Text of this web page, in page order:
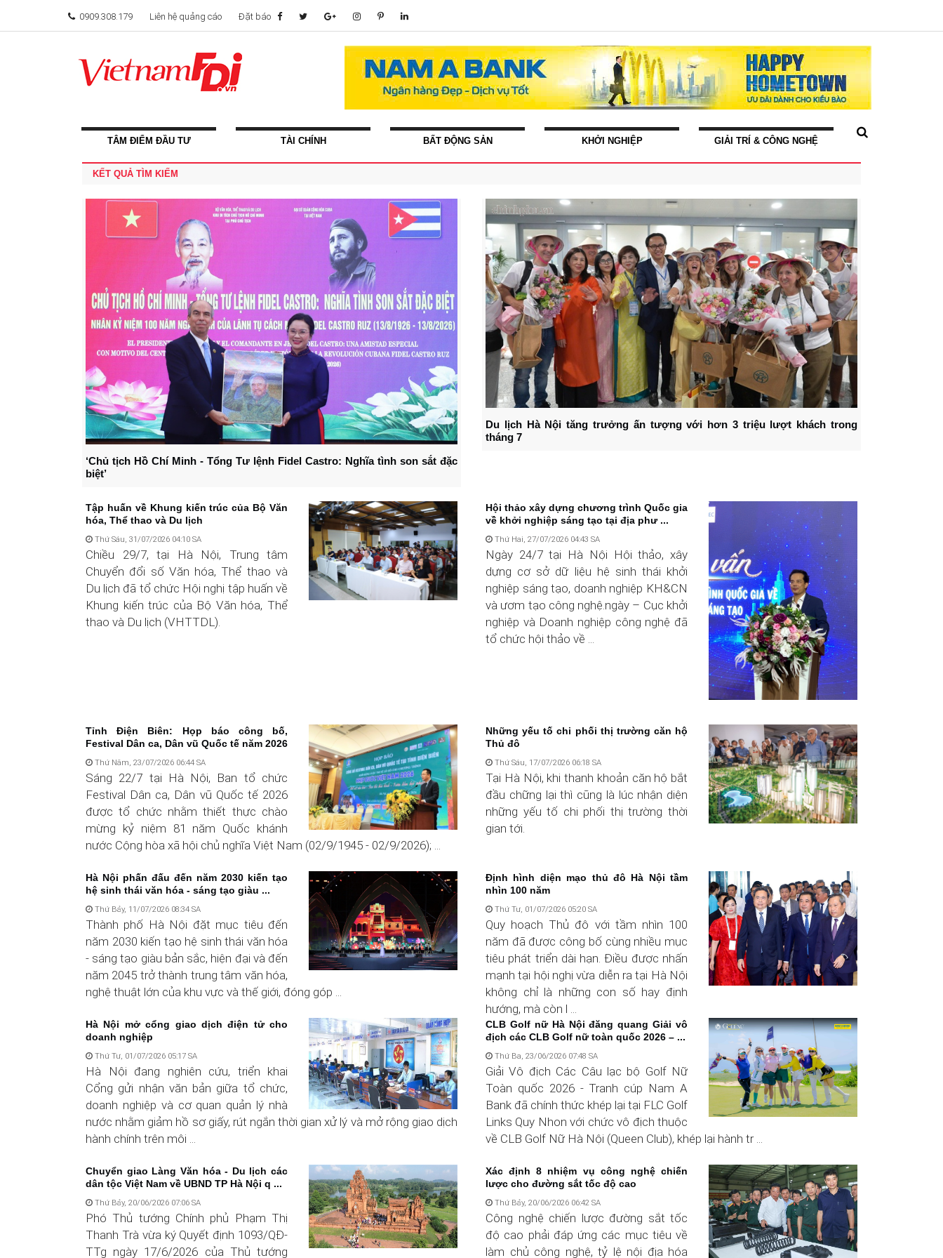
0909.308.179 Liên hệ quảng cáo Đặt báo
TÂM ĐIỂM ĐẦU TƯ TÀI CHÍNH BẤT ĐỘNG SẢN KHỞI NGHIỆP GIẢI TRÍ & CÔNG NGHỆ
KẾT QUẢ TÌM KIẾM
‘Chủ tịch Hồ Chí Minh - Tổng Tư lệnh Fidel Castro: Nghĩa tình son sắt đặc
biệt’
Du lịch Hà Nội tăng trưởng ấn tượng với hơn 3 triệu lượt khách trong
tháng 7
Tập huấn về Khung kiến trúc của Bộ Văn
hóa, Thể thao và Du lịch
Thứ Sáu, 31/07/2026 04:10 SA
Chiều 29/7, tại Hà Nội, Trung tâm
Chuyển đổi số Văn hóa, Thể thao và
Du lịch đã tổ chức Hội nghị tập huấn về
Khung kiến trúc của Bộ Văn hóa, Thể
thao và Du lịch (VHTTDL).
Hội thảo xây dựng chương trình Quốc gia
về khởi nghiệp sáng tạo tại địa phư ...
Thứ Hai, 27/07/2026 04:43 SA
Ngày 24/7 tại Hà Nội Hội thảo, xây
dựng cơ sở dữ liệu hệ sinh thái khởi
nghiệp sáng tạo, doanh nghiệp KH&CN
và ươm tạo công nghệ.ngày – Cục khởi
nghiệp và Doanh nghiệp công nghệ đã
tổ chức hội thảo về ...
Tỉnh Điện Biên: Họp báo công bố,
Festival Dân ca, Dân vũ Quốc tế năm 2026
Thứ Năm, 23/07/2026 06:44 SA
Sáng 22/7 tại Hà Nội, Ban tổ chức
Festival Dân ca, Dân vũ Quốc tế 2026
được tổ chức nhằm thiết thực chào
mừng kỷ niệm 81 năm Quốc khánh
nước Cộng hòa xã hội chủ nghĩa Việt Nam (02/9/1945 - 02/9/2026); ...
Những yếu tố chi phối thị trường căn hộ
Thủ đô
Thứ Sáu, 17/07/2026 06:18 SA
Tại Hà Nội, khi thanh khoản căn hộ bắt
đầu chững lại thì cũng là lúc nhận diện
những yếu tố chi phối thị trường thời
gian tới.
Hà Nội phấn đấu đến năm 2030 kiến tạo
hệ sinh thái văn hóa - sáng tạo giàu ...
Thứ Bảy, 11/07/2026 08:34 SA
Thành phố Hà Nội đặt mục tiêu đến
năm 2030 kiến tạo hệ sinh thái văn hóa
- sáng tạo giàu bản sắc, hiện đại và đến
năm 2045 trở thành trung tâm văn hóa,
nghệ thuật lớn của khu vực và thế giới, đóng góp ...
Định hình diện mạo thủ đô Hà Nội tầm
nhìn 100 năm
Thứ Tư, 01/07/2026 05:20 SA
Quy hoạch Thủ đô với tầm nhìn 100
năm đã được công bố cùng nhiều mục
tiêu phát triển dài hạn. Điều được nhấn
mạnh tại hội nghị vừa diễn ra tại Hà Nội
không chỉ là những con số hay định
hướng, mà còn l ...
Hà Nội mở cổng giao dịch điện tử cho
doanh nghiệp
Thứ Tư, 01/07/2026 05:17 SA
Hà Nội đang nghiên cứu, triển khai
Cổng gửi nhận văn bản giữa tổ chức,
doanh nghiệp và cơ quan quản lý nhà
nước nhằm giảm hồ sơ giấy, rút ngắn thời gian xử lý và mở rộng giao dịch
hành chính trên môi ...
CLB Golf nữ Hà Nội đăng quang Giải vô
địch các CLB Golf nữ toàn quốc 2026 – ...
Thứ Ba, 23/06/2026 07:48 SA
Giải Vô địch Các Câu lạc bộ Golf Nữ
Toàn quốc 2026 - Tranh cúp Nam A
Bank đã chính thức khép lại tại FLC Golf
Links Quy Nhon với chức vô địch thuộc
về CLB Golf Nữ Hà Nội (Queen Club), khép lại hành tr ...
Chuyển giao Làng Văn hóa - Du lịch các
dân tộc Việt Nam về UBND TP Hà Nội q ...
Thứ Bảy, 20/06/2026 07:06 SA
Phó Thủ tướng Chính phủ Phạm Thị
Thanh Trà vừa ký Quyết định 1093/QĐ-
TTg ngày 17/6/2026 của Thủ tướng
Xác định 8 nhiệm vụ công nghệ chiến
lược cho đường sắt tốc độ cao
Thứ Bảy, 20/06/2026 06:42 SA
Công nghệ chiến lược đường sắt tốc
độ cao phải đáp ứng các mục tiêu về
làm chủ công nghệ, tỷ lệ nội địa hóa